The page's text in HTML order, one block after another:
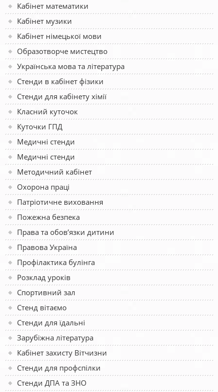
Кабінет математики
Кабінет музики
Кабінет німецької мови
Образотворче мистецтво
Українська мова та література
Стенди в кабінет фізики
Стенди для кабінету хімії
Класний куточок
Куточки ГПД
Медичні стенди
Медичні стенди
Методичний кабінет
Охорона праці
Патріотичне виховання
Пожежна безпека
Права та обов’язки дитини
Правова Україна
Профілактика булінга
Розклад уроків
Спортивний зал
Стенд вітаємо
Стенди для їдальні
Зарубіжна література
Кабінет захисту Вітчизни
Стенди для профспілки
Стенди ДПА та ЗНО